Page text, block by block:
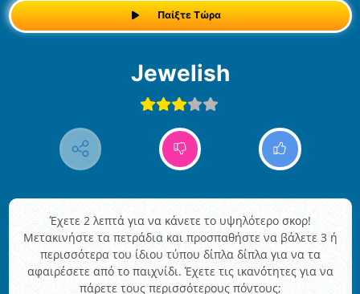
Παίξτε Τώρα
Jewelish
Έχετε 2 λεπτά για να κάνετε το υψηλότερο σκορ!
Μετακινήστε τα πετράδια και προσπαθήστε να βάλετε 3 ή
περισσότερα του ίδιου τύπου δίπλα δίπλα για να τα
αφαιρέσετε από το παιχνίδι. Έχετε τις ικανότητες για να
πάρετε τους περισσότερους πόντους;